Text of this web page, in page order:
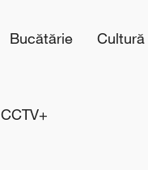
Bucătărie Cultură
CCTV+